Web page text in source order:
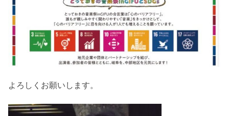
よろしくお願いします。